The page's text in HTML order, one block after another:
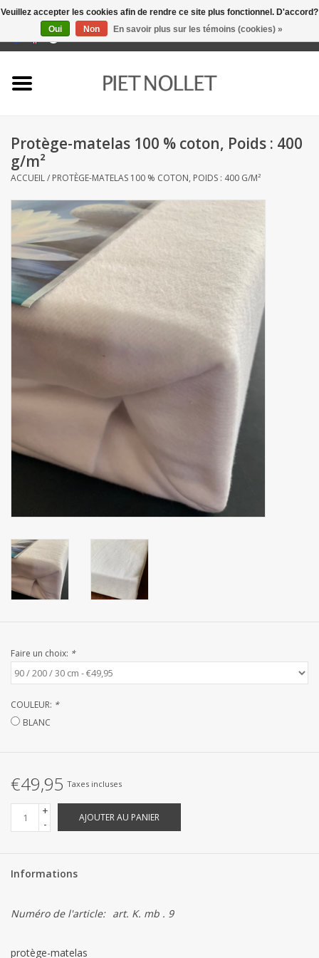
0 Articles - €0,00
serviettes
napery
linge de cuisine
chaussettes
Maison et vêtements de
nuit (MEN)
Tissus au mètre
Linge de Plage
SUR MESURE
Yacht et voiliers, serviettes
nuit (FEMMES)
Marques
Protège-matelas 100 % coton, Poids : 400
g/m²
ACCUEIL/ PROTÈGE-MATELAS 100 % COTON, POIDS : 400 G/M²
Faire un choix: *
COULEUR: *
BLANC
€49,95 Taxes incluses
+
-
AJOUTER AU PANIER
Informations
Numéro de l'article: art. K. mb . 9
protège-matelas
Veuillez accepter les cookies afin de rendre ce site plus fonctionnel. D'accord?
Oui
Non En savoir plus sur les témoins (cookies) »